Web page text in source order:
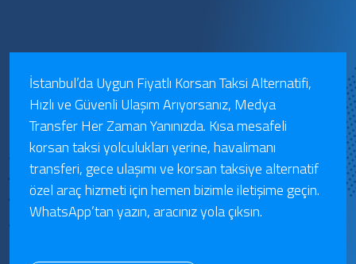
İstanbul’da Uygun Fiyatlı Korsan Taksi Alternatifi,
Hızlı ve Güvenli Ulaşım Arıyorsanız, Medya
Transfer Her Zaman Yanınızda. Kısa mesafeli
korsan taksi yolculukları yerine, havalimanı
transferi, gece ulaşımı ve korsan taksiye alternatif
özel araç hizmeti için hemen bizimle iletişime geçin.
WhatsApp’tan yazın, aracınız yola çıksın.